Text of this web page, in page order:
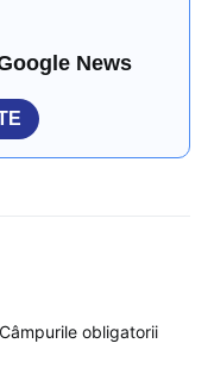
News
Câmpurile obligatorii